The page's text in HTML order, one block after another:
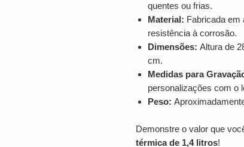
quentes ou frias.
Material: Fabricada em
resistência à corrosão.
Dimensões: Altura de
cm.
Medidas para
personalizações com o
Peso:
Demonstre o valor que
térmica de 1,4 litros!